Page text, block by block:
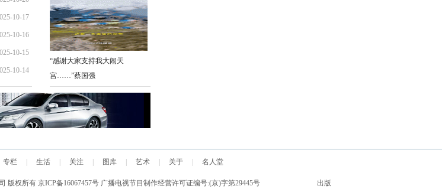
10:53:50
10-17
11:05:19
10-16
18:33:46
10-15
16:00:27
10-14
12:14:19
“感谢大家支持我大闹天
宫……”蔡国强
专栏 生活 关注 图库 艺术 关于 名人堂
权所有 京ICP备16067457号 广播电视节目制作经营许可证编号:(京)字第29445号 出版